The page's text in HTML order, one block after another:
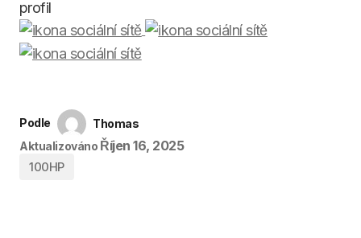
profil
Podle
Thomas
Aktualizováno Říjen 16, 2025
100HP